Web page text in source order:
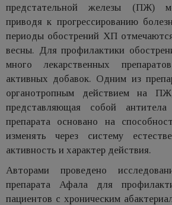
предстательной железы (ПЖ)
приводя к прогрессированию
периоды обострений ХП
весны. Для профилактики
много лекарственных
активных добавок. Одним из
органотропным действием на
представляющая собой
препарата основано на
изменять через систему
активность и характер действия.
Авторами проведено
препарата Афала для
пациентов с хроническим